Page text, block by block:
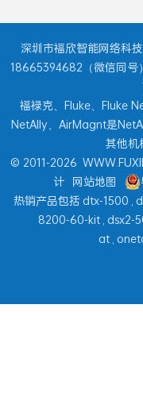
深圳市福欣智能网络科
18665394682（微信同号
福禄克、Fluke、Fluke
NetAlly、AirMagnt是
其他机
© 2011-2026
计 网站地图
热销产品包括 dtx-1500
8200-60-kit dsx2-
at